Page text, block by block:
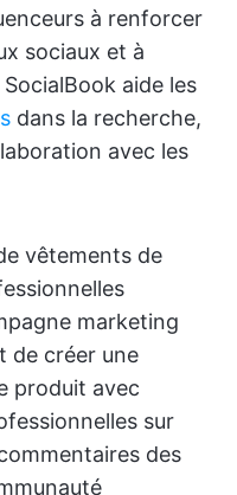
à renforcer
sociaux et à
aide les
dans la recherche,
avec les
vêtements de
marketing
de créer une
produit avec
sur
des